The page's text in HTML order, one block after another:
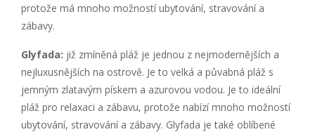
protože má mnoho možností ubytování, stravování a
zábavy.
Glyfada: již zmíněná pláž je jednou z nejmodernějších a
nejluxusnějších na ostrově. Je to velká a půvabná pláž s
jemným zlatavým pískem a azurovou vodou. Je to ideální
pláž pro relaxaci a zábavu, protože nabízí mnoho možností
ubytování, stravování a zábavy. Glyfada je také oblíbené